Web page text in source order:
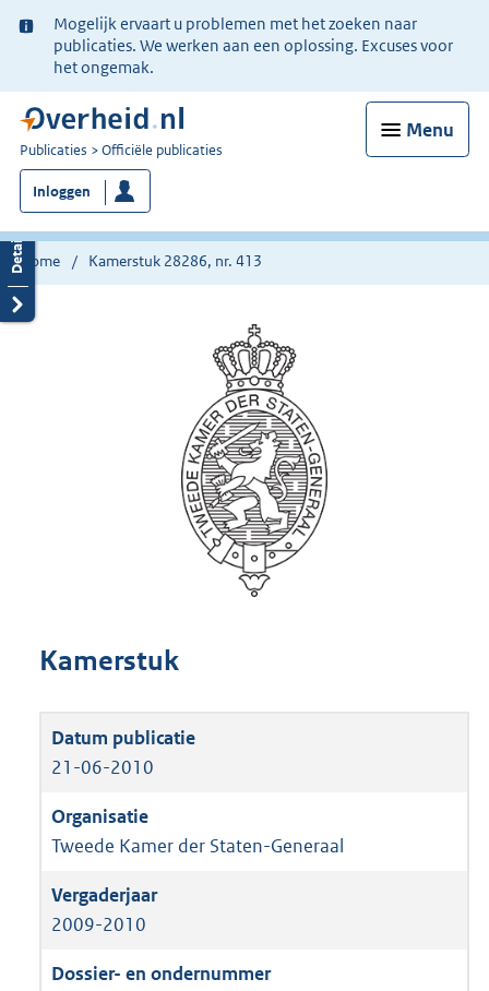
Ter
informatie:
Mogelijk ervaart u problemen met het zoeken naar
publicaties. We werken aan een oplossing. Excuses voor
het ongemak.
Menu
U
bent
nu
hier:
Publicaties Officiële publicaties
Inloggen
Home Kamerstuk 28286, nr. 413
Kamerstuk
21-06-2010
Tweede Kamer der Staten-Generaal
2009-2010